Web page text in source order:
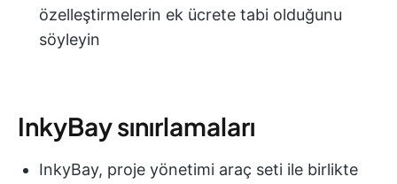
özelleştirmelerin ek ücrete tabi olduğunu
söyleyin
InkyBay sınırlamaları
InkyBay, proje yönetimi araç seti ile birlikte